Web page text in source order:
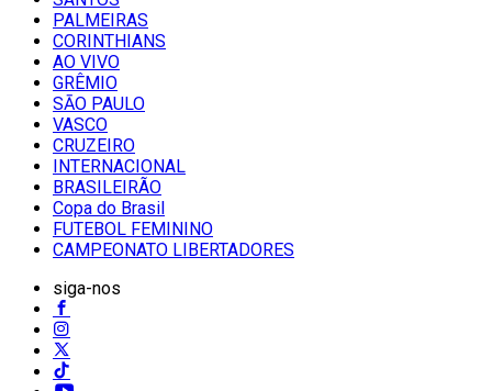
PALMEIRAS
CORINTHIANS
AO VIVO
GRÊMIO
SĀO PAULO
VASCO
CRUZEIRO
INTERNACIONAL
BRASILEIRÃO
Copa do Brasil
FUTEBOL FEMININO
CAMPEONATO LIBERTADORES
siga-nos